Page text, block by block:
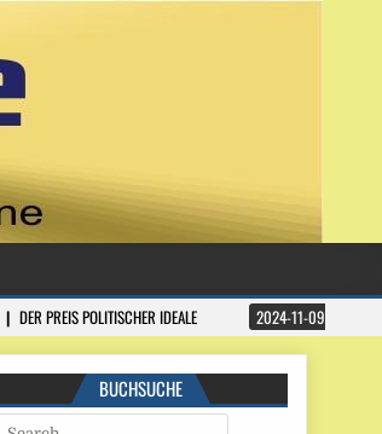
DER PREIS POLITISCHER IDEALE 2024-11-09
BUCHSUCHE
Search for: